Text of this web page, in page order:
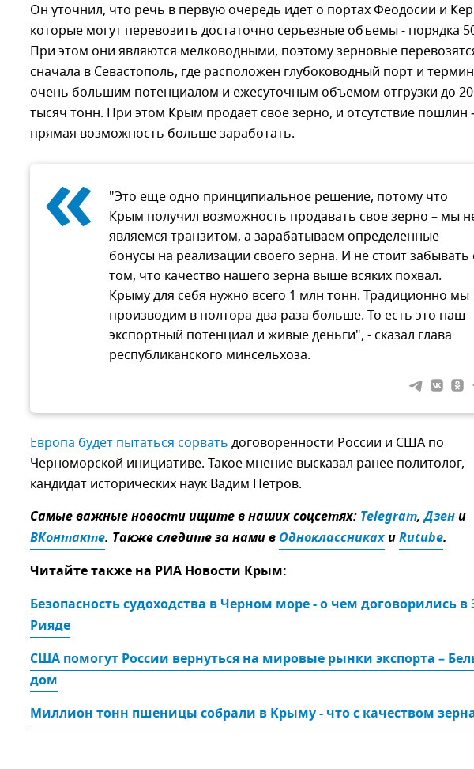
Он уточнил, что речь в первую очередь идет о портах Феодосии и
которые могут перевозить достаточно серьезные объемы - порядка
При этом они являются мелководными, поэтому зерновые
сначала в Севастополь, где расположен глубоководный порт и
очень большим потенциалом и ежесуточным объемом отгрузки до 20
тысяч тонн. При этом Крым продает свое зерно, и отсутствие пошлин
прямая возможность больше заработать.
«
"Это еще одно принципиальное решение, потому что
Крым получил возможность продавать свое зерно – мы
являемся транзитом, а зарабатываем определенные
бонусы на реализации своего зерна. И не стоит забывать
том, что качество нашего зерна выше всяких похвал.
Крыму для себя нужно всего 1 млн тонн. Традиционно мы
производим в полтора-два раза больше. То есть это наш
экспортный потенциал и живые деньги", - сказал глава
республиканского минсельхоза.
Европа будет пытаться сорвать договоренности России и США по
Черноморской инициативе. Такое мнение высказал ранее политолог,
кандидат исторических наук Вадим Петров.
Самые важные новости ищите в наших соцсетях:Telegram,Дзени
ВКонтакте. Также следите за нами вОдноклассникахиRutube.
Читайте также на РИА Новости Крым:
Безопасность судоходства в Черном море - о чем договорились в
Рияде
США помогут России вернуться на мировые рынки экспорта –
дом
Миллион тонн пшеницы собрали в Крыму - что с качеством